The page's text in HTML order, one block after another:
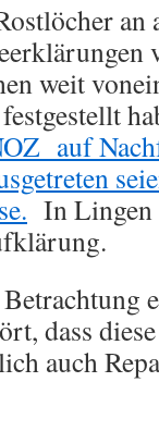
an
weit
auf
In Lingen
dass
auch